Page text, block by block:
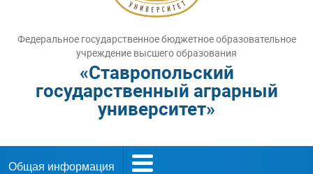
Федеральное государственное бюджетное образовательное
учреждение высшего образования
«Ставропольский
государственный аграрный
университет»
Общая информация